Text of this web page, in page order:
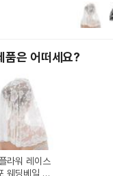
품은 어떠세요?
라워 레이스
웨딩베일 머